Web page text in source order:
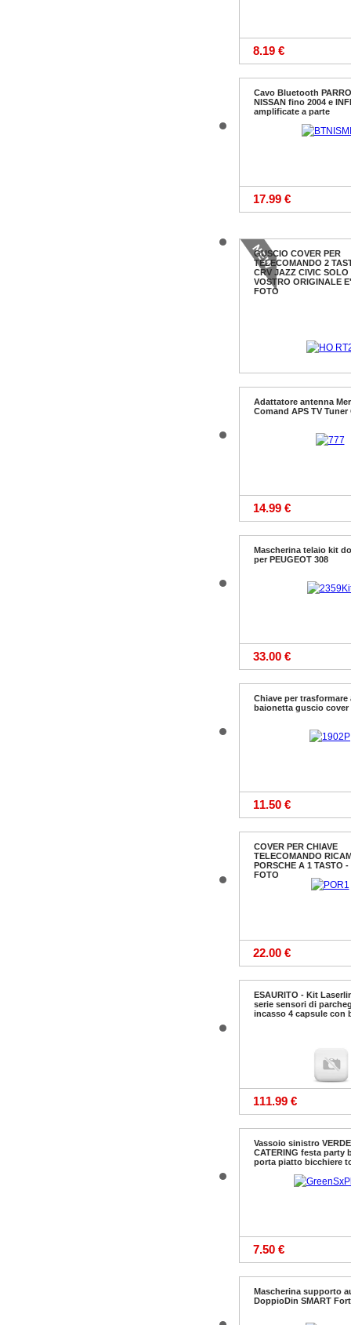
8.19 €
Cavo Bluetooth
NISSAN fino 2004 e
amplificate a parte
17.99 €
GUSCIO COVER PER
TELECOMANDO 2
CRV JAZZ CIVIC SOLO
VOSTRO ORIGINALE
FOTO
8.00 €
Adattatore antenna
Comand APS TV Tuner
14.99 €
Mascherina telaio kit
per PEUGEOT 308
33.00 €
Chiave per trasformare
baionetta guscio cover
11.50 €
COVER PER CHIAVE
TELECOMANDO
PORSCHE A 1 TASTO
FOTO
22.00 €
ESAURITO - Kit
serie sensori di
incasso 4 capsule con
111.99 €
Vassoio sinistro
CATERING festa party
porta piatto bicchiere
7.50 €
Mascherina supporto
DoppioDin SMART